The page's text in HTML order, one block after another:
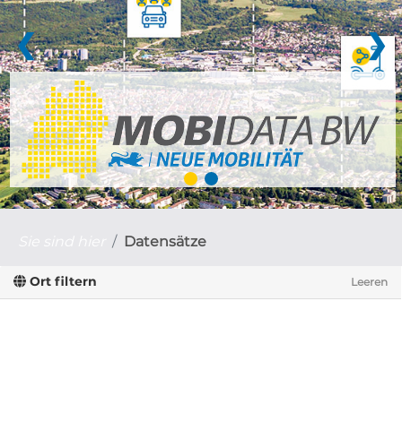
❮ ❯
Datensätze
Ort filtern Leeren